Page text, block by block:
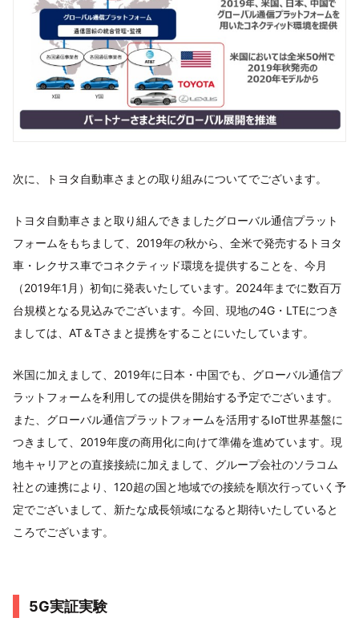
次に、トヨタ自動車さまとの取り組みについてでございます。
トヨタ自動車さまと取り組んできましたグローバル通信プラット
フォームをもちまして、2019年の秋から、全米で発売するトヨタ
車・レクサス車でコネクティッド環境を提供することを、今月
（2019年1月）初旬に発表いたしています。2024年までに数百万
台規模となる見込みでございます。今回、現地の4G・LTEにつき
ましては、AT＆Tさまと提携をすることにいたしています。
米国に加えまして、2019年に日本・中国でも、グローバル通信プ
ラットフォームを利用しての提供を開始する予定でございます。
また、グローバル通信プラットフォームを活用するIoT世界基盤に
つきまして、2019年度の商用化に向けて準備を進めています。現
地キャリアとの直接接続に加えまして、グループ会社のソラコム
社との連携により、120超の国と地域での接続を順次行っていく予
定でございまして、新たな成長領域になると期待いたしていると
ころでございます。
5G実証実験